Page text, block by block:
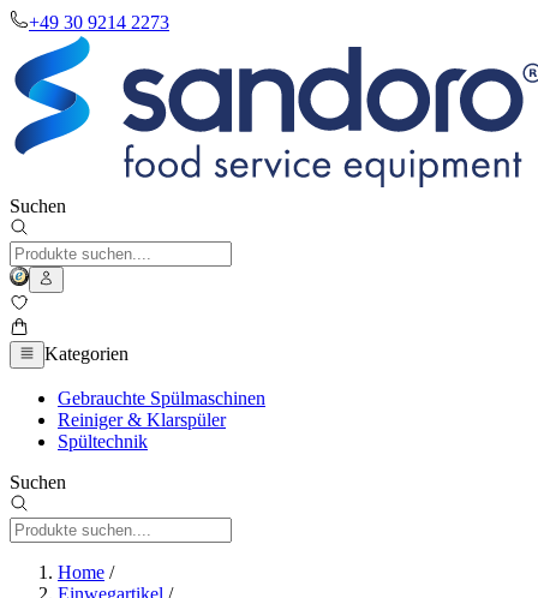
+49 30 9214 2273
Suchen
Kategorien
Gebrauchte Spülmaschinen
Reiniger & Klarspüler
Spültechnik
Suchen
Home /
Einwegartikel /